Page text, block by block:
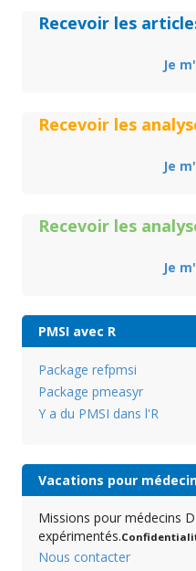
Recevoir les
Je
Recevoir les
Je
Recevoir les
Je
PMSI avec R
Package refpmsi
Package pmeasyr
Y a du PMSI dans l'R
Vacations pour
Missions pour médecins
expérimentés.
Nous contacter